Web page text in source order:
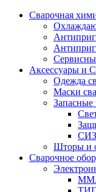
Сварочная
Аксессуары и
Одежда
Маски
Запасные
СИЗ
Шторы и
Сварочное